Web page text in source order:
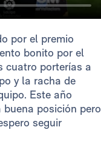
por el premio
bonito por el
cuatro porterías a
y la racha de
Este año
posición pero
seguir